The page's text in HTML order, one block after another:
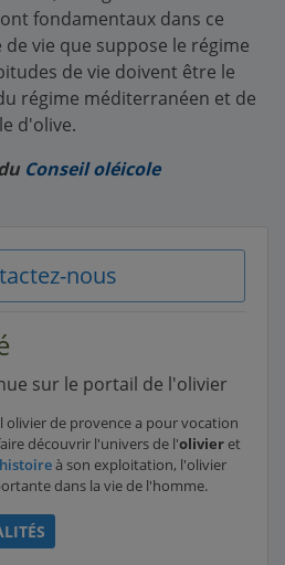
fondamentaux dans ce
vie que suppose le régime
de vie doivent être le
régime méditerranéen et de
d'olive.
Conseil oléicole
nous
sur le portail de l'olivier
olivier de provence a pour vocation
découvrir l'univers de l'olivier et
histoireà son exploitation, l'olivier
dans la vie de l'homme.